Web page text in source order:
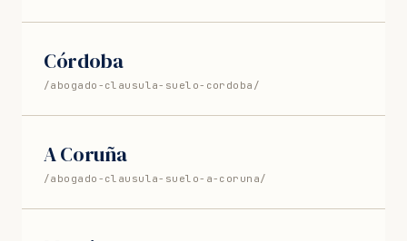
Córdoba
/abogado-clausula-suelo-cordoba/
A Coruña
/abogado-clausula-suelo-a-coruna/